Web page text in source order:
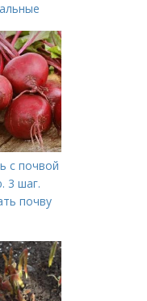
с почвой
3 шаг.
почву